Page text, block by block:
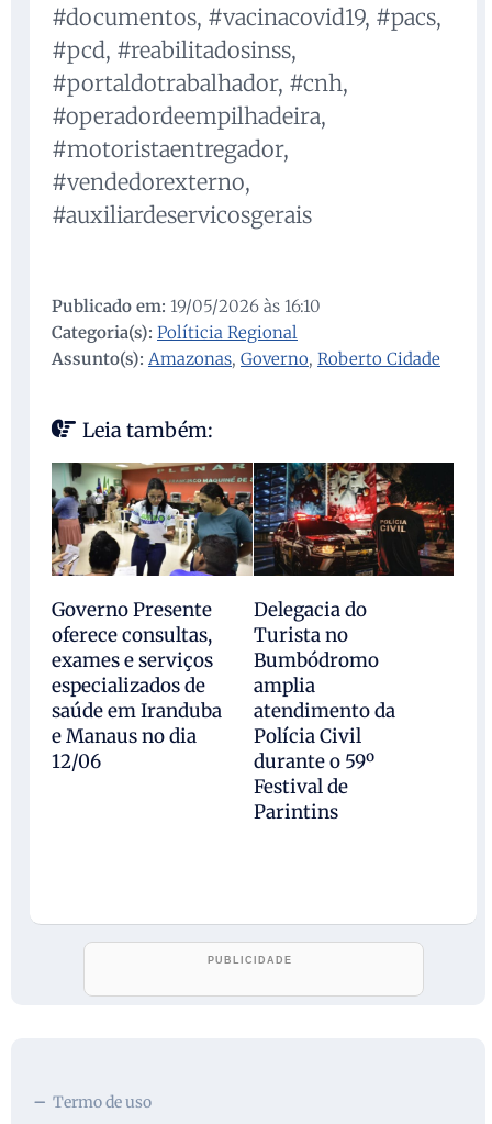
#documentos, #vacinacovid19, #pacs,
#pcd, #reabilitadosinss,
#portaldotrabalhador, #cnh,
#operadordeempilhadeira,
#motoristaentregador,
#vendedorexterno,
#auxiliardeservicosgerais
Publicado em: 19/05/2026 às 16:10
Categoria(s): Políticia Regional
Assunto(s): Amazonas, Governo, Roberto Cidade
Leia também:
Governo Presente
oferece consultas,
exames e serviços
especializados de
saúde em Iranduba
e Manaus no dia
12/06
Delegacia do
Turista no
Bumbódromo
amplia
atendimento da
Polícia Civil
durante o 59º
Festival de
Parintins
Termo de uso